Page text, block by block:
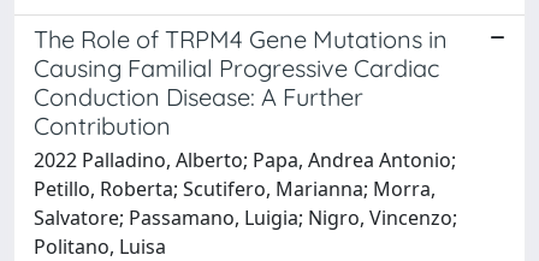
The Role of TRPM4 Gene Mutations in
Causing Familial Progressive Cardiac
Conduction Disease: A Further
Contribution
2022 Palladino, Alberto; Papa, Andrea Antonio;
Petillo, Roberta; Scutifero, Marianna; Morra,
Salvatore; Passamano, Luigia; Nigro, Vincenzo;
Politano, Luisa